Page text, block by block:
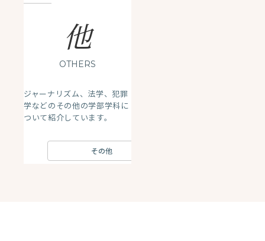
他
OTHERS
ジャーナリズム、法学、犯罪
学などのその他の学部学科に
ついて紹介しています。
その他